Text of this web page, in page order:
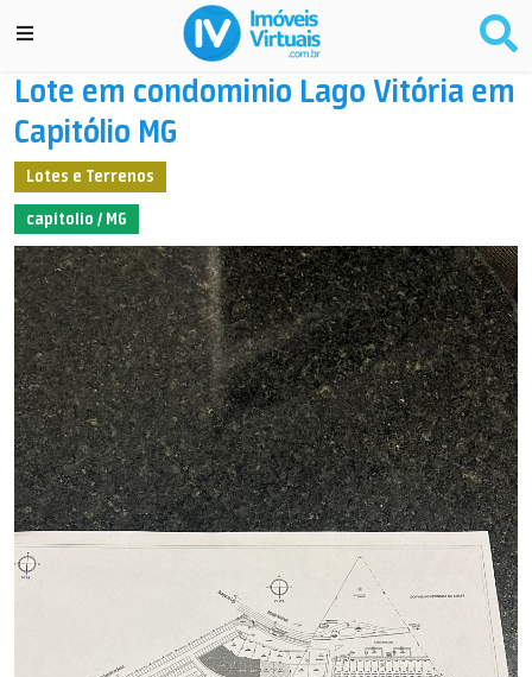
Lote em condominio Lago Vitória em
Capitólio MG
Lotes e Terrenos
capitolio / MG